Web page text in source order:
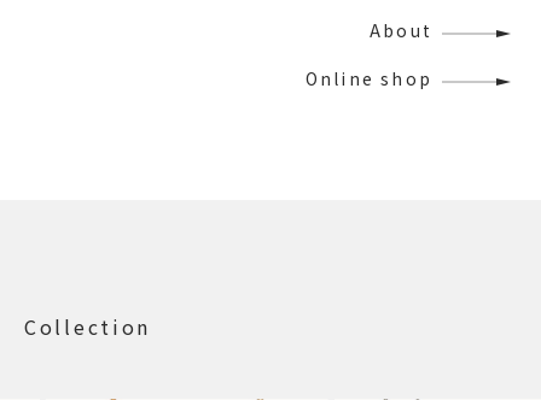
About
Online shop
Collection